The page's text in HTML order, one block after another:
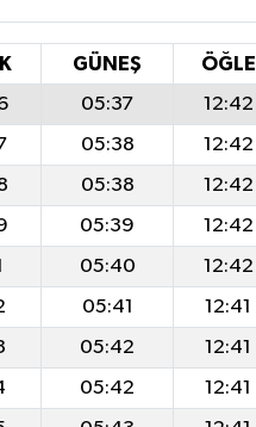
GÜNEŞ ÖĞLE
05:37 12:42
05:38 12:42
05:38 12:42
05:39 12:42
05:40 12:42
05:41 12:41
05:42 12:41
05:42 12:41